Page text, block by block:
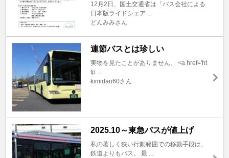
12月2日、国土交通省は「バス会社による
日本版ライドシェア ...
どんみみさん
連節バスとは珍しい
実物を見たことがありません。 <a href='ht
tp ...
kimidan60さん
2025.10～東急バスが値上げ
私の著しく狭い行動範囲での移動手段は、
鉄道よりもバス。 最 ...